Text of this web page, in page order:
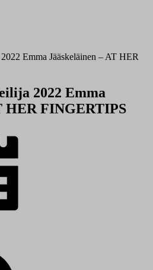
Emma Jääskeläinen – AT HER
2022 Emma
HER FINGERTIPS